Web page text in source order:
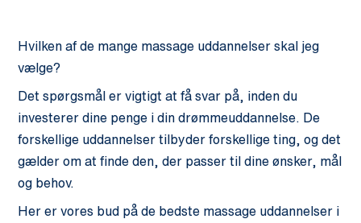
Hvilken af de mange massage uddannelser skal jeg
vælge?
Det spørgsmål er vigtigt at få svar på, inden du
investerer dine penge i din drømmeuddannelse. De
forskellige uddannelser tilbyder forskellige ting, og det
gælder om at finde den, der passer til dine ønsker, mål
og behov.
Her er vores bud på de bedste massage uddannelser i